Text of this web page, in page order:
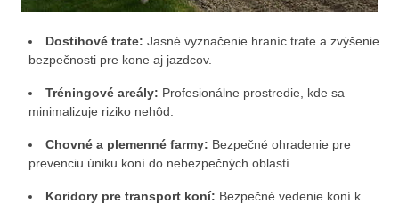
Dostihové trate: Jasné vyznačenie hraníc trate a zvýšenie
bezpečnosti pre kone aj jazdcov.
Tréningové areály: Profesionálne prostredie, kde sa
minimalizuje riziko nehôd.
Chovné a plemenné farmy: Bezpečné ohradenie pre
prevenciu úniku koní do nebezpečných oblastí.
Koridory pre transport koní: Bezpečné vedenie koní k